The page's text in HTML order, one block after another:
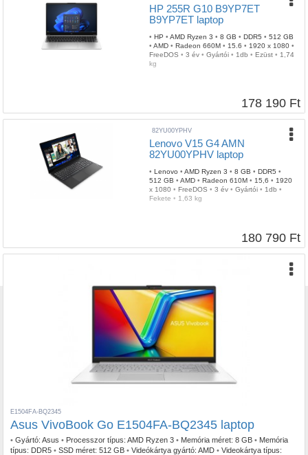
HP 255R G10 B9YP7ET
B9YP7ET laptop
• HP • AMD Ryzen 3 • 8 GB • DDR5 • 512 GB
• AMD • Radeon 660M • 15.6 • 1920 x 1080 •
FreeDOS • 3 év • Gyártói • 1db • Ezüst • 1,74
kg
178 190 Ft
82YU00YPHV
Lenovo V15 G4 AMN
82YU00YPHV laptop
• Lenovo • AMD Ryzen 3 • 8 GB • DDR5 •
512 GB • AMD • Radeon 610M • 15,6 • 1920
x 1080 • FreeDOS • 3 év • Gyártói • 1db •
Fekete • 1,63 kg
180 790 Ft
E1504FA-BQ2345
Asus VivoBook Go E1504FA-BQ2345 laptop
• Gyártó: Asus • Processzor típus: AMD Ryzen 3 • Memória méret: 8 GB • Memória
típus: DDR5 • SSD méret: 512 GB • Videókártya gyártó: AMD • Videokártya típus: